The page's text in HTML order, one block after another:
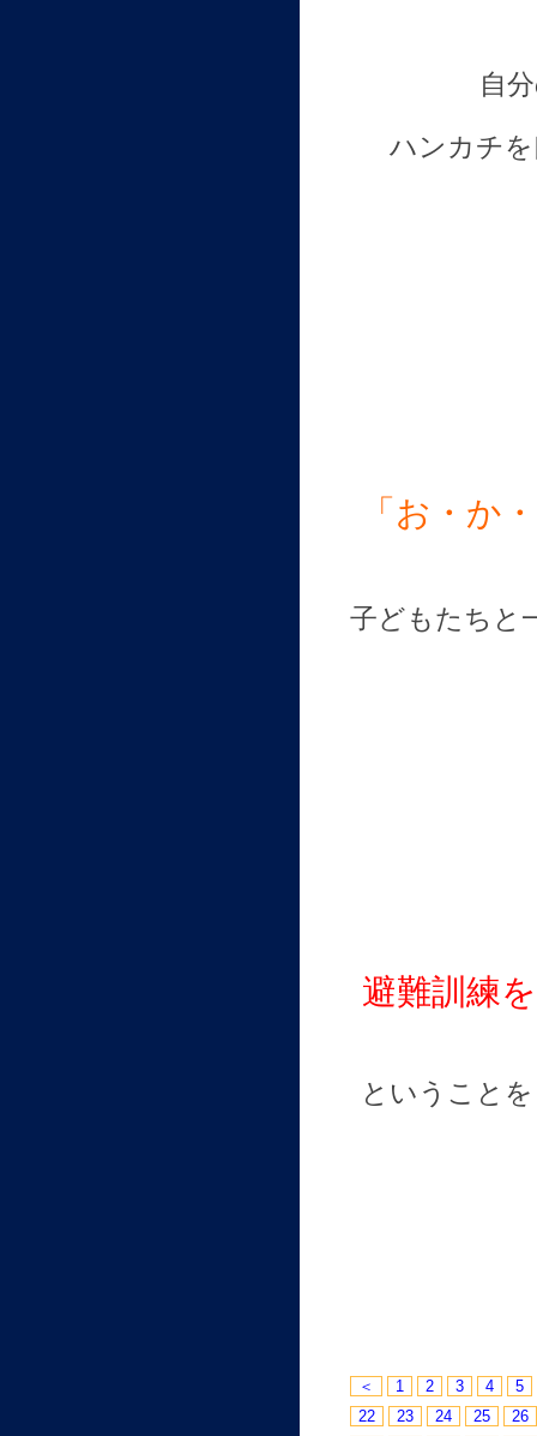
自
ハンカチ
「お・か
子どもたちと
避難訓練
ということ
＜ 1 2 3 4
5
22
23 24 25
26